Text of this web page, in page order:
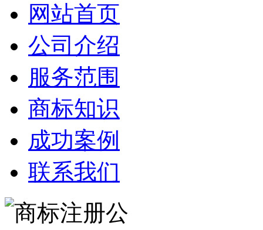
网站首页
公司介绍
服务范围
商标知识
成功案例
联系我们